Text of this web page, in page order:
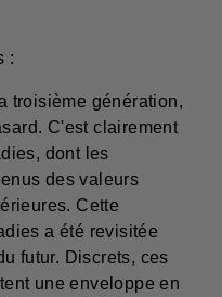
:
troisième génération,
C'est clairement
dont les
des valeurs
Cette
a été revisitée
futur. Discrets, ces
une enveloppe en